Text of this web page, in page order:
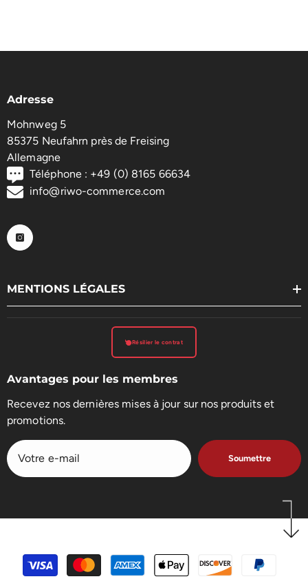
Adresse
Mohnweg 5
85375 Neufahrn près de Freising
Allemagne
Téléphone : +49 (0) 8165 66634
info@riwo-commerce.com
MENTIONS LÉGALES
Résilier le contrat
Avantages pour les membres
Recevez nos dernières mises à jour sur nos produits et
promotions.
Soumettre
Méthodes
de